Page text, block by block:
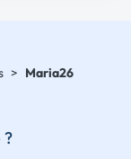
> Maria26
?